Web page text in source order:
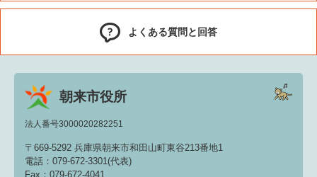
よくある質問と回答
朝来市役所
法人番号3000020282251
〒669-5292 兵庫県朝来市和田山町東谷213番地1
電話：079-672-3301(代表)
Fax：079-672-4041